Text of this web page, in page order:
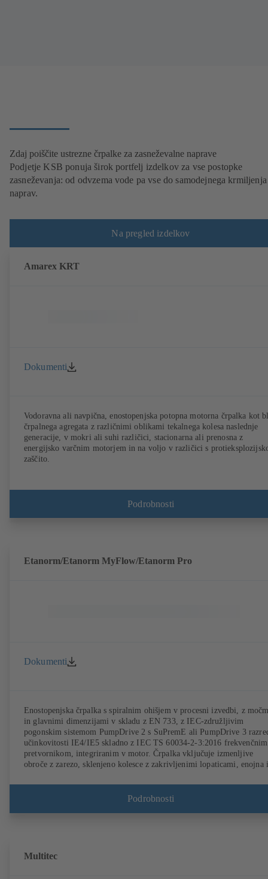
Zdaj poiščite ustrezne črpalke za zasneževalne naprave
Podjetje KSB ponuja širok portfelj izdelkov za vse postopke
zasneževanja: od odvzema vode pa vse do samodejnega krmiljenja
naprav.
Na pregled izdelkov
Amarex KRT
Dokumenti
Vodoravna ali navpična, enostopenjska potopna motorna črpalka kot
črpalnega agregata z različnimi oblikami tekalnega kolesa naslednje
generacije, v mokri ali suhi različici, stacionarna ali prenosna z
energijsko varčnim motorjem in na voljo v različici s
zaščito.
Podrobnosti
Etanorm/Etanorm MyFlow/Etanorm Pro
Dokumenti
Enostopenjska črpalka s spiralnim ohišjem v procesni izvedbi, z
in glavnimi dimenzijami v skladu z EN 733, z IEC-združljivim
pogonskim sistemom PumpDrive 2 s SuPremE ali PumpDrive 3
učinkovitosti IE4/IE5 skladno z IEC TS 60034-2-3:2016 frekvenčnim
pretvornikom, integriranim v motor. Črpalka vključuje izmenljive
obroče z zarezo, sklenjeno kolesce z zakrivljenimi lopaticami, enojna
tesnila gredi z izmenljivo pušo gredi. Modularna zgradba omogoča
odstranitev sklopke, nosilca ležajev in tekalnega kolesa brez
Podrobnosti
Multitec